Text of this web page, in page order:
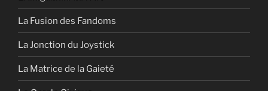
La Fusion des Fandoms
La Jonction du Joystick
La Matrice de la Gaieté